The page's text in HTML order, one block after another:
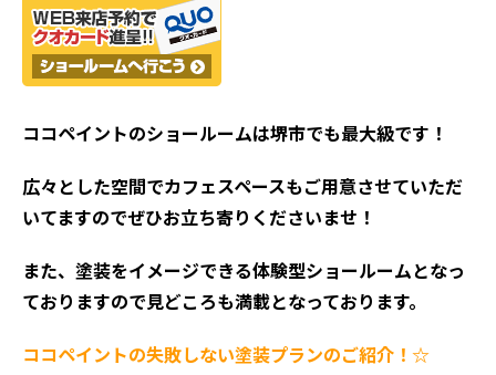
ココペイントのショールームは堺市でも最大級です！
広々とした空間でカフェスペースもご用意させていただ
いてますのでぜひお立ち寄りくださいませ！
また、塗装をイメージできる体験型ショールームとなっ
ておりますので見どころも満載となっております。
ココペイントの失敗しない塗装プランのご紹介！☆